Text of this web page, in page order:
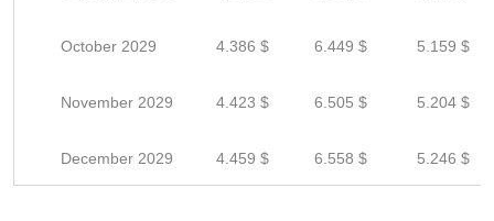
October 2029 4.386 $ 6.449 $ 5.159 $
November 2029 4.423 $ 6.505 $ 5.204 $
December 2029 4.459 $ 6.558 $ 5.246 $